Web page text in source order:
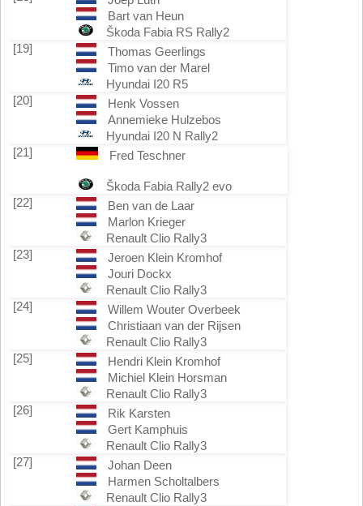
Bart van Heun
Škoda Fabia RS Rally2
[19]
Thomas Geerlings
Timo van der Marel
Hyundai I20 R5
[20]
Henk Vossen
Annemieke Hulzebos
Hyundai I20 N Rally2
[21]
Fred Teschner
Škoda Fabia Rally2 evo
[22]
Ben van de Laar
Marlon Krieger
Renault Clio Rally3
[23]
Jeroen Klein Kromhof
Jouri Dockx
Renault Clio Rally3
[24]
Willem Wouter Overbeek
Christiaan van der Rijsen
Renault Clio Rally3
[25]
Hendri Klein Kromhof
Michiel Klein Horsman
Renault Clio Rally3
[26]
Rik Karsten
Gert Kamphuis
Renault Clio Rally3
[27]
Johan Deen
Harmen Scholtalbers
Renault Clio Rally3